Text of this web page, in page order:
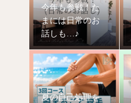
今年も参戦！た
まには日常のお
話しも…♪
夏の自己処理を